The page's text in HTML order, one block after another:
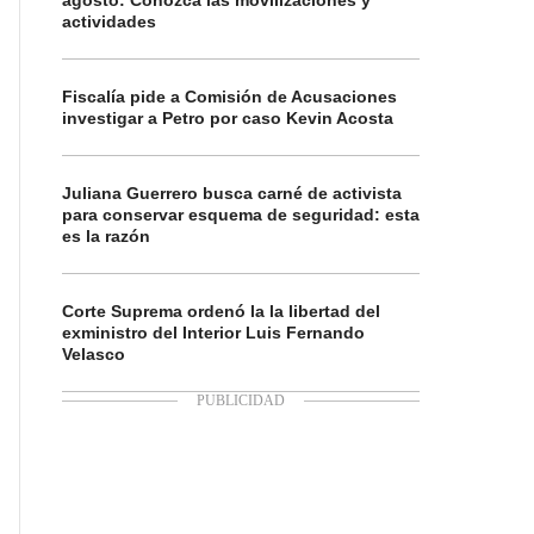
actividades
Fiscalía pide a Comisión de Acusaciones
investigar a Petro por caso Kevin Acosta
Juliana Guerrero busca carné de activista
para conservar esquema de seguridad: esta
es la razón
Corte Suprema ordenó la la libertad del
exministro del Interior Luis Fernando
Velasco